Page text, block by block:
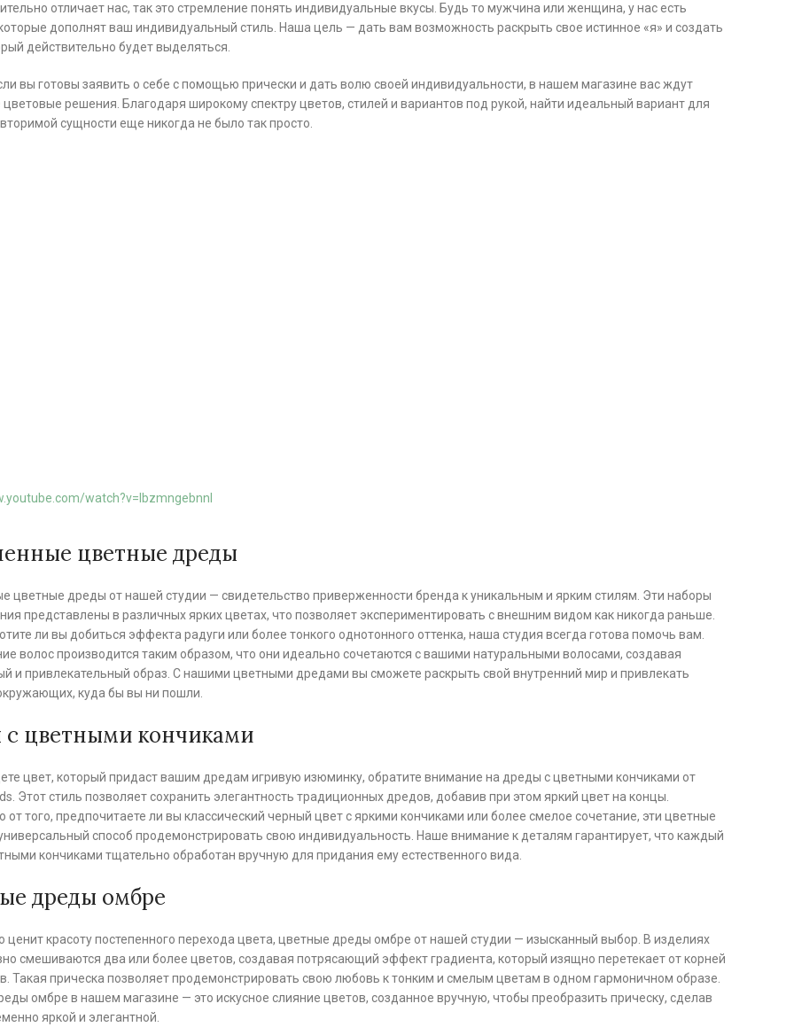
отличает нас, так это стремление понять индивидуальные вкусы. Будь то мужчина или женщина, у нас есть
дополнят ваш индивидуальный стиль. Наша цель — дать вам возможность раскрыть свое истинное «я» и создать
действительно будет выделяться.
вы готовы заявить о себе с помощью прически и дать волю своей индивидуальности, в нашем магазине вас ждут
решения. Благодаря широкому спектру цветов, стилей и вариантов под рукой, найти идеальный вариант для
сущности еще никогда не было так просто.
watch?v=IbzmngebnnI
цветные дреды
цветные дреды от нашей студии — свидетельство приверженности бренда к уникальным и ярким стилям. Эти наборы
представлены в различных ярких цветах, что позволяет экспериментировать с внешним видом как никогда раньше.
ли вы добиться эффекта радуги или более тонкого однотонного оттенка, наша студия всегда готова помочь вам.
волос производится таким образом, что они идеально сочетаются с вашими натуральными волосами, создавая
и привлекательный образ. С нашими цветными дредами вы сможете раскрыть свой внутренний мир и привлекать
куда бы вы ни пошли.
с цветными кончиками
цвет, который придаст вашим дредам игривую изюминку, обратите внимание на дреды с цветными кончиками от
Этот стиль позволяет сохранить элегантность традиционных дредов, добавив при этом яркий цвет на концы.
от того, предпочитаете ли вы классический черный цвет с яркими кончиками или более смелое сочетание, эти цветные
способ продемонстрировать свою индивидуальность. Наше внимание к деталям гарантирует, что каждый
кончиками тщательно обработан вручную для придания ему естественного вида.
дреды омбре
ценит красоту постепенного перехода цвета, цветные дреды омбре от нашей студии — изысканный выбор. В изделиях
смешиваются два или более цветов, создавая потрясающий эффект градиента, который изящно перетекает от корней
Такая прическа позволяет продемонстрировать свою любовь к тонким и смелым цветам в одном гармоничном образе.
омбре в нашем магазине — это искусное слияние цветов, созданное вручную, чтобы преобразить прическу, сделав
яркой и элегантной.